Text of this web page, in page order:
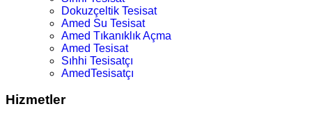
Dokuzçeltik Tesisat
Amed Su Tesisat
Amed Tıkanıklık Açma
Amed Tesisat
Sıhhi Tesisatçı
AmedTesisatçı
Hizmetler